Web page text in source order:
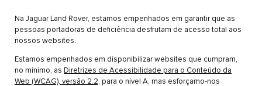
Na Jaguar Land Rover, estamos empenhados em garantir que as
pessoas portadoras de deficiência desfrutam de acesso total aos
nossos websites.
Estamos empenhados em disponibilizar websites que cumpram,
no mínimo, as Diretrizes de Acessibilidade para o Conteúdo da
Web (WCAG), versão 2.2, para o nível A, mas esforçamo-nos